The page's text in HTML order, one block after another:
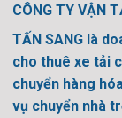
CÔNG TY VẬN
TẤN SANG là
cho thuê xe tải
chuyển hàng
vụ chuyển nhà